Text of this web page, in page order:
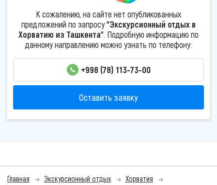
К сожалению, на сайте нет опубликованных
предложений по запросу"Экскурсионный отдых в
Хорватию из Ташкента". Подробную информацию по
данному направлению можно узнать по телефону:
+998 (78) 113-73-00
Оставить заявку
Главная Экскурсионный отдых
Хорватия